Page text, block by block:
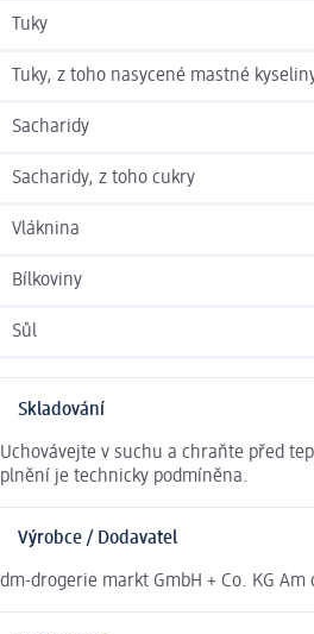
Tuky
Tuky, z toho nasycené mastné
Sacharidy
Sacharidy, z toho cukry
Vláknina
Bílkoviny
Sůl
Skladování
Uchovávejte v suchu a chraňte před
plnění je technicky podmíněna.
Výrobce / Dodavatel
dm-drogerie markt GmbH + Co. KG